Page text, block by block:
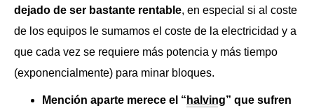
dejado de ser bastante rentable, en especial si al coste
de los equipos le sumamos el coste de la electricidad y a
que cada vez se requiere más potencia y más tiempo
(exponencialmente) para minar bloques.
Mención aparte merece el “ halving” que sufren